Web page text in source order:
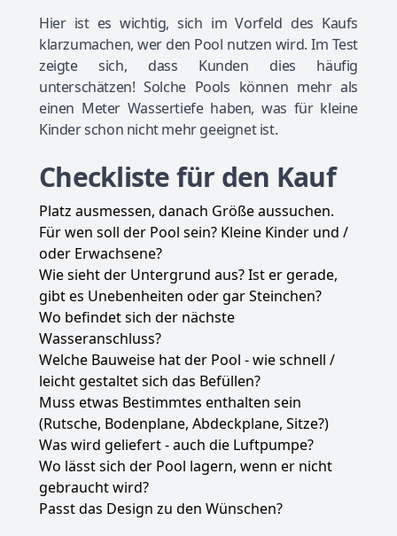
Hier ist es wichtig, sich im Vorfeld des Kaufs
klarzumachen, wer den Pool nutzen wird. Im Test
zeigte sich, dass Kunden dies häufig
unterschätzen! Solche Pools können mehr als
einen Meter Wassertiefe haben, was für kleine
Kinder schon nicht mehr geeignet ist.
Checkliste für den Kauf
Platz ausmessen, danach Größe aussuchen.
Für wen soll der Pool sein? Kleine Kinder und /
oder Erwachsene?
Wie sieht der Untergrund aus? Ist er gerade,
gibt es Unebenheiten oder gar Steinchen?
Wo befindet sich der nächste
Wasseranschluss?
Welche Bauweise hat der Pool - wie schnell /
leicht gestaltet sich das Befüllen?
Muss etwas Bestimmtes enthalten sein
(Rutsche, Bodenplane, Abdeckplane, Sitze?)
Was wird geliefert - auch die Luftpumpe?
Wo lässt sich der Pool lagern, wenn er nicht
gebraucht wird?
Passt das Design zu den Wünschen?